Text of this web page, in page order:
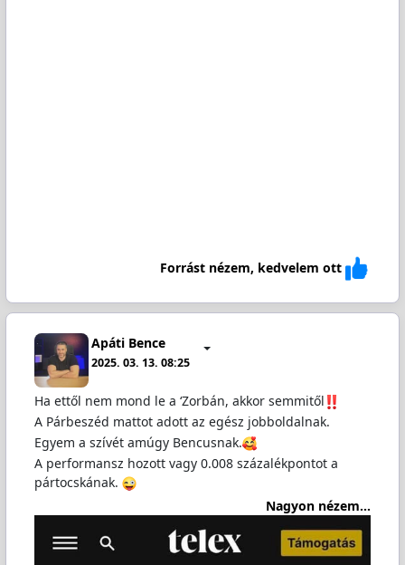
Forrást nézem, kedvelem ott
Apáti Bence
2025. 03. 13. 08:25
Ha ettől nem mond le a ‘Zorbán, akkor semmitől
A Párbeszéd mattot adott az egész jobboldalnak.
Egyem a szívét amúgy Bencusnak.
A performansz hozott vagy 0.008 százalékpontot a
pártocskának.
Nagyon nézem...